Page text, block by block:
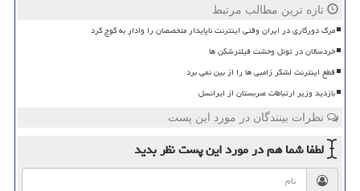
تازه ترین مطالب مرتبط
مرگ دورکاری در ایران وقتی اینترنت ناپایدار متخصصان را وادار به کوچ کرد
خردسالان در تونل وحشت فیلترشکن ها
قطع اینترنت لشکر زامبی ها را از بین نمی برد
بازدید وزیر ارتباطات صربستان از ایرانسل
نظرات بینندگان در مورد این پست
لطفا شما همدر مورد این پستنظر بدید